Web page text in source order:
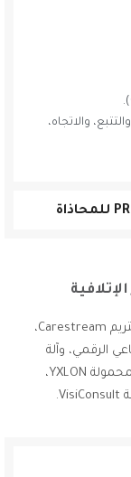
والاتجاه،
أفلام الأشعة السينية كيرستريم Carestream،
الرقمي، وآلة
الأشعة السينية الصناعية المحمولة YXLON،